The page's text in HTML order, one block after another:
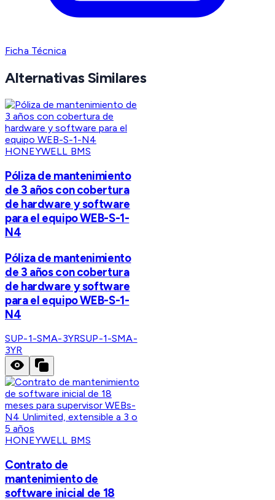
Ficha Técnica
Alternativas Similares
HONEYWELL BMS
Póliza de mantenimiento
de 3 años con cobertura
de hardware y software
para el equipo WEB-S-1-
N4
Póliza de mantenimiento
de 3 años con cobertura
de hardware y software
para el equipo WEB-S-1-
N4
SUP-1-SMA-3YRSUP-1-SMA-
3YR
HONEYWELL BMS
Contrato de
mantenimiento de
software inicial de 18